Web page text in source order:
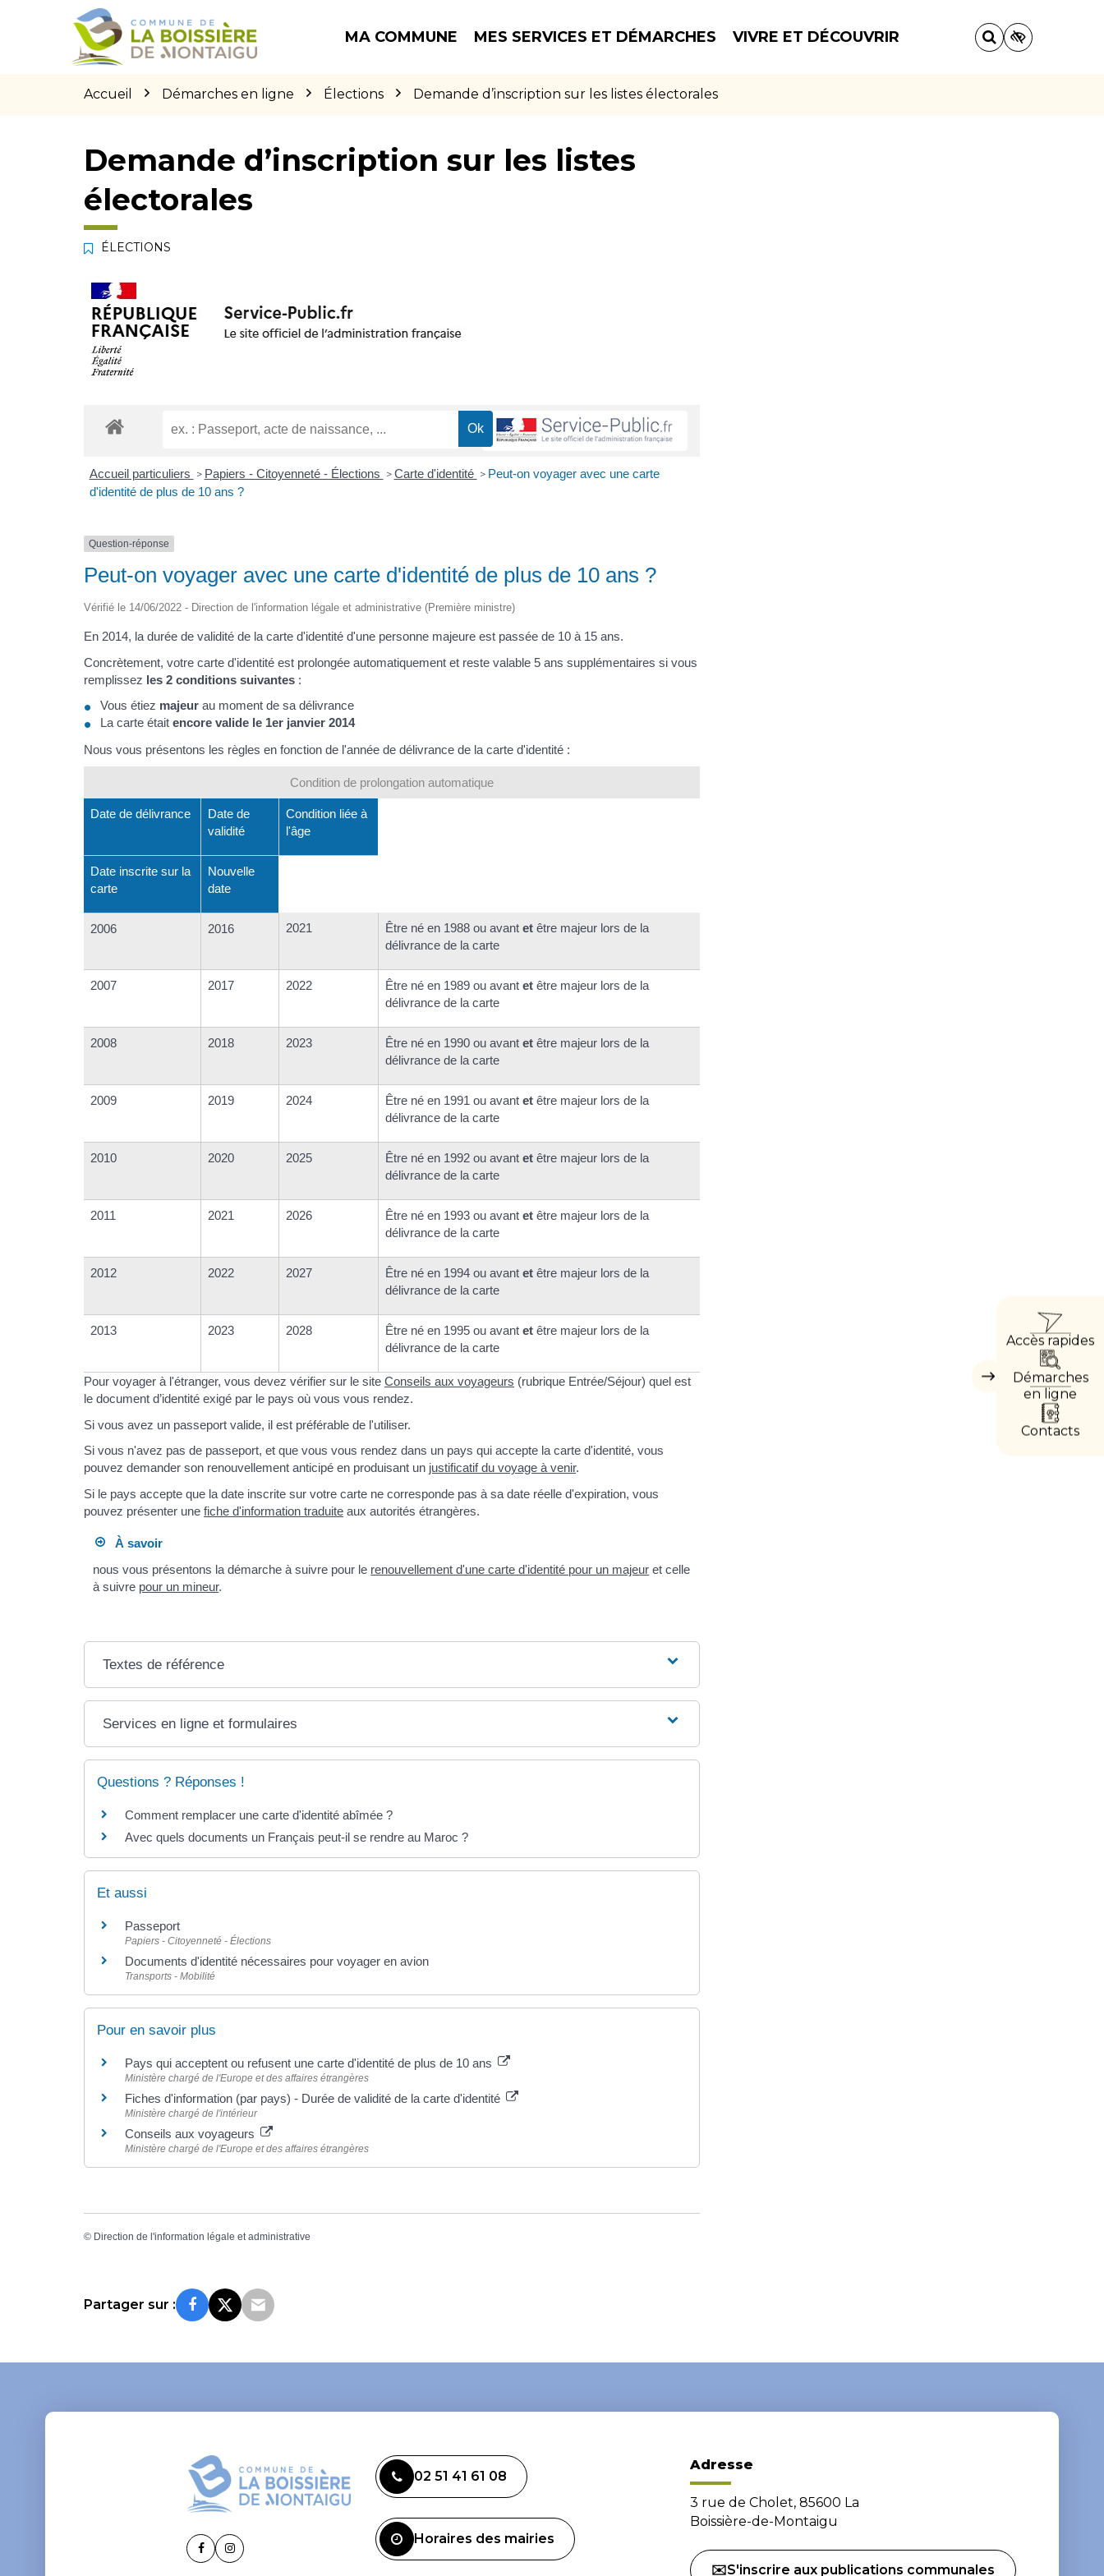
Gestion des traceurs
MA COMMUNE MES SERVICES ET DÉMARCHES VIVRE ET DÉCOUVRIR
Accueil Démarches en ligne Élections Demande d’inscription sur les listes électorales
Masquer
Accès rapides
Démarches
en ligne
Contacts
Demande d’inscription sur les listes
électorales
ÉLECTIONS
Accueil particuliers > Papiers - Citoyenneté - Élections > Carte d'identité > Peut-on voyager avec une carte
d'identité de plus de 10 ans ?
Question-réponse
Peut-on voyager avec une carte d'identité de plus de 10 ans ?
Vérifié le 14/06/2022 - Direction de l'information légale et administrative (Première ministre)
En 2014, la durée de validité de la carte d'identité d'une personne majeure est passée de 10 à 15 ans.
Concrètement, votre carte d'identité est prolongée automatiquement et reste valable 5 ans supplémentaires si vous
remplissez les 2 conditions suivantes :
Vous étiez majeur au moment de sa délivrance
La carte était encore valide le 1er janvier 2014
Nous vous présentons les règles en fonction de l'année de délivrance de la carte d'identité :
Condition de prolongation automatique
Date de délivrance
Date de
validité
Condition liée à
l'âge
Date inscrite sur la
carte
Nouvelle
date
2006 2016 2021 Être né en 1988 ou avant et être majeur lors de la
délivrance de la carte
2007 2017 2022 Être né en 1989 ou avant et être majeur lors de la
délivrance de la carte
2008 2018 2023 Être né en 1990 ou avant et être majeur lors de la
délivrance de la carte
2009 2019 2024 Être né en 1991 ou avant et être majeur lors de la
délivrance de la carte
2010 2020 2025 Être né en 1992 ou avant et être majeur lors de la
délivrance de la carte
2011 2021 2026 Être né en 1993 ou avant et être majeur lors de la
délivrance de la carte
2012 2022 2027 Être né en 1994 ou avant et être majeur lors de la
délivrance de la carte
2013 2023 2028 Être né en 1995 ou avant et être majeur lors de la
délivrance de la carte
Pour voyager à l'étranger, vous devez vérifier sur le site Conseils aux voyageurs (rubrique Entrée/Séjour) quel est
le document d’identité exigé par le pays où vous vous rendez.
Si vous avez un passeport valide, il est préférable de l'utiliser.
Si vous n'avez pas de passeport, et que vous vous rendez dans un pays qui accepte la carte d'identité, vous
pouvez demander son renouvellement anticipé en produisant un justificatif du voyage à venir.
Si le pays accepte que la date inscrite sur votre carte ne corresponde pas à sa date réelle d'expiration, vous
pouvez présenter une fiche d'information traduite aux autorités étrangères.
À savoir
nous vous présentons la démarche à suivre pour le renouvellement d'une carte d'identité pour un majeur et celle
à suivre pour un mineur.
Textes de référence
Services en ligne et formulaires
Questions ? Réponses !
Comment remplacer une carte d'identité abîmée ?
Avec quels documents un Français peut-il se rendre au Maroc ?
Et aussi
Passeport
Papiers - Citoyenneté - Élections
Documents d'identité nécessaires pour voyager en avion
Transports - Mobilité
Pour en savoir plus
Pays qui acceptent ou refusent une carte d'identité de plus de 10 ans
Ministère chargé de l'Europe et des affaires étrangères
Fiches d'information (par pays) - Durée de validité de la carte d'identité
Ministère chargé de l'intérieur
Conseils aux voyageurs
Ministère chargé de l'Europe et des affaires étrangères
© Direction de l'information légale et administrative
Partager sur :
Lien Lien
02 51 41 61 08
Horaires des mairies
Adresse
3 rue de Cholet, 85600 La
Boissière-de-Montaigu
✉️S'inscrire aux publications communales